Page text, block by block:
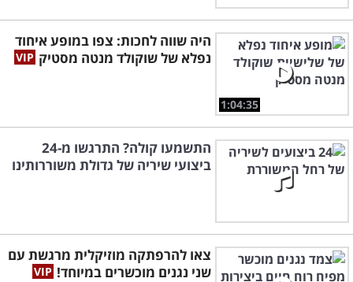
1:04:35
היה שווה לחכות: צפו במופע איחוד
נפלא של שוקולד מנטה מסטיק
התשמעו קולה? התרגשו מ-24
ביצועי שיריה של גדולת משוררותינו
צאו להרפתקה מוזיקלית מרגשת עם
שני נגנים מוכשרים במיוחד!